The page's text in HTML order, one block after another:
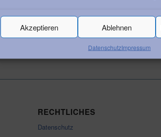
Akzeptieren Ablehnen
DatenschutzImpressum
RECHTLICHES
Datenschutz